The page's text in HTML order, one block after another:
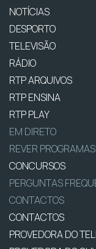
NOTÍCIAS
DESPORTO
TELEVISÃO
RÁDIO
RTP ARQUIVOS
RTP ENSINA
RTP PLAY
EM DIRETO
REVER PROGRAMAS
CONCURSOS
PERGUNTAS
CONTACTOS
CONTACTOS
PROVEDORA DO